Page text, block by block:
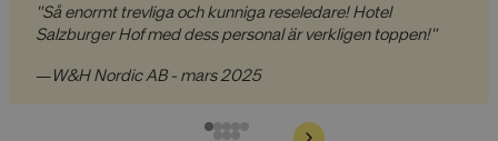
"Så enormt trevliga och kunniga reseledare! Hotel
Salzburger Hof med dess personal är verkligen toppen!"
—W&H Nordic AB - mars 2025